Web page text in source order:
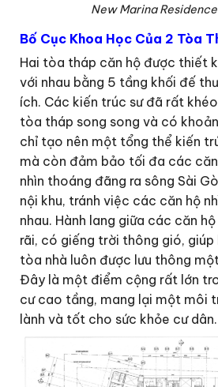
New Marina
Bố Cục Khoa Học Của 2 Tòa
Hai tòa tháp căn hộ được thiết
với nhau bằng 5 tầng khối đế
ích. Các kiến trúc sư đã rất
tòa tháp song song và có
chỉ tạo nên một tổng thể kiến
mà còn đảm bảo tối đa các
nhìn thoáng đãng ra sông Sài
nội khu, tránh việc các căn hộ
nhau. Hành lang giữa các căn
rãi, có giếng trời thông gió, giúp
tòa nhà luôn được lưu thông
Đây là một điểm cộng rất lớn
cư cao tầng, mang lại một môi
lành và tốt cho sức khỏe cư dân.